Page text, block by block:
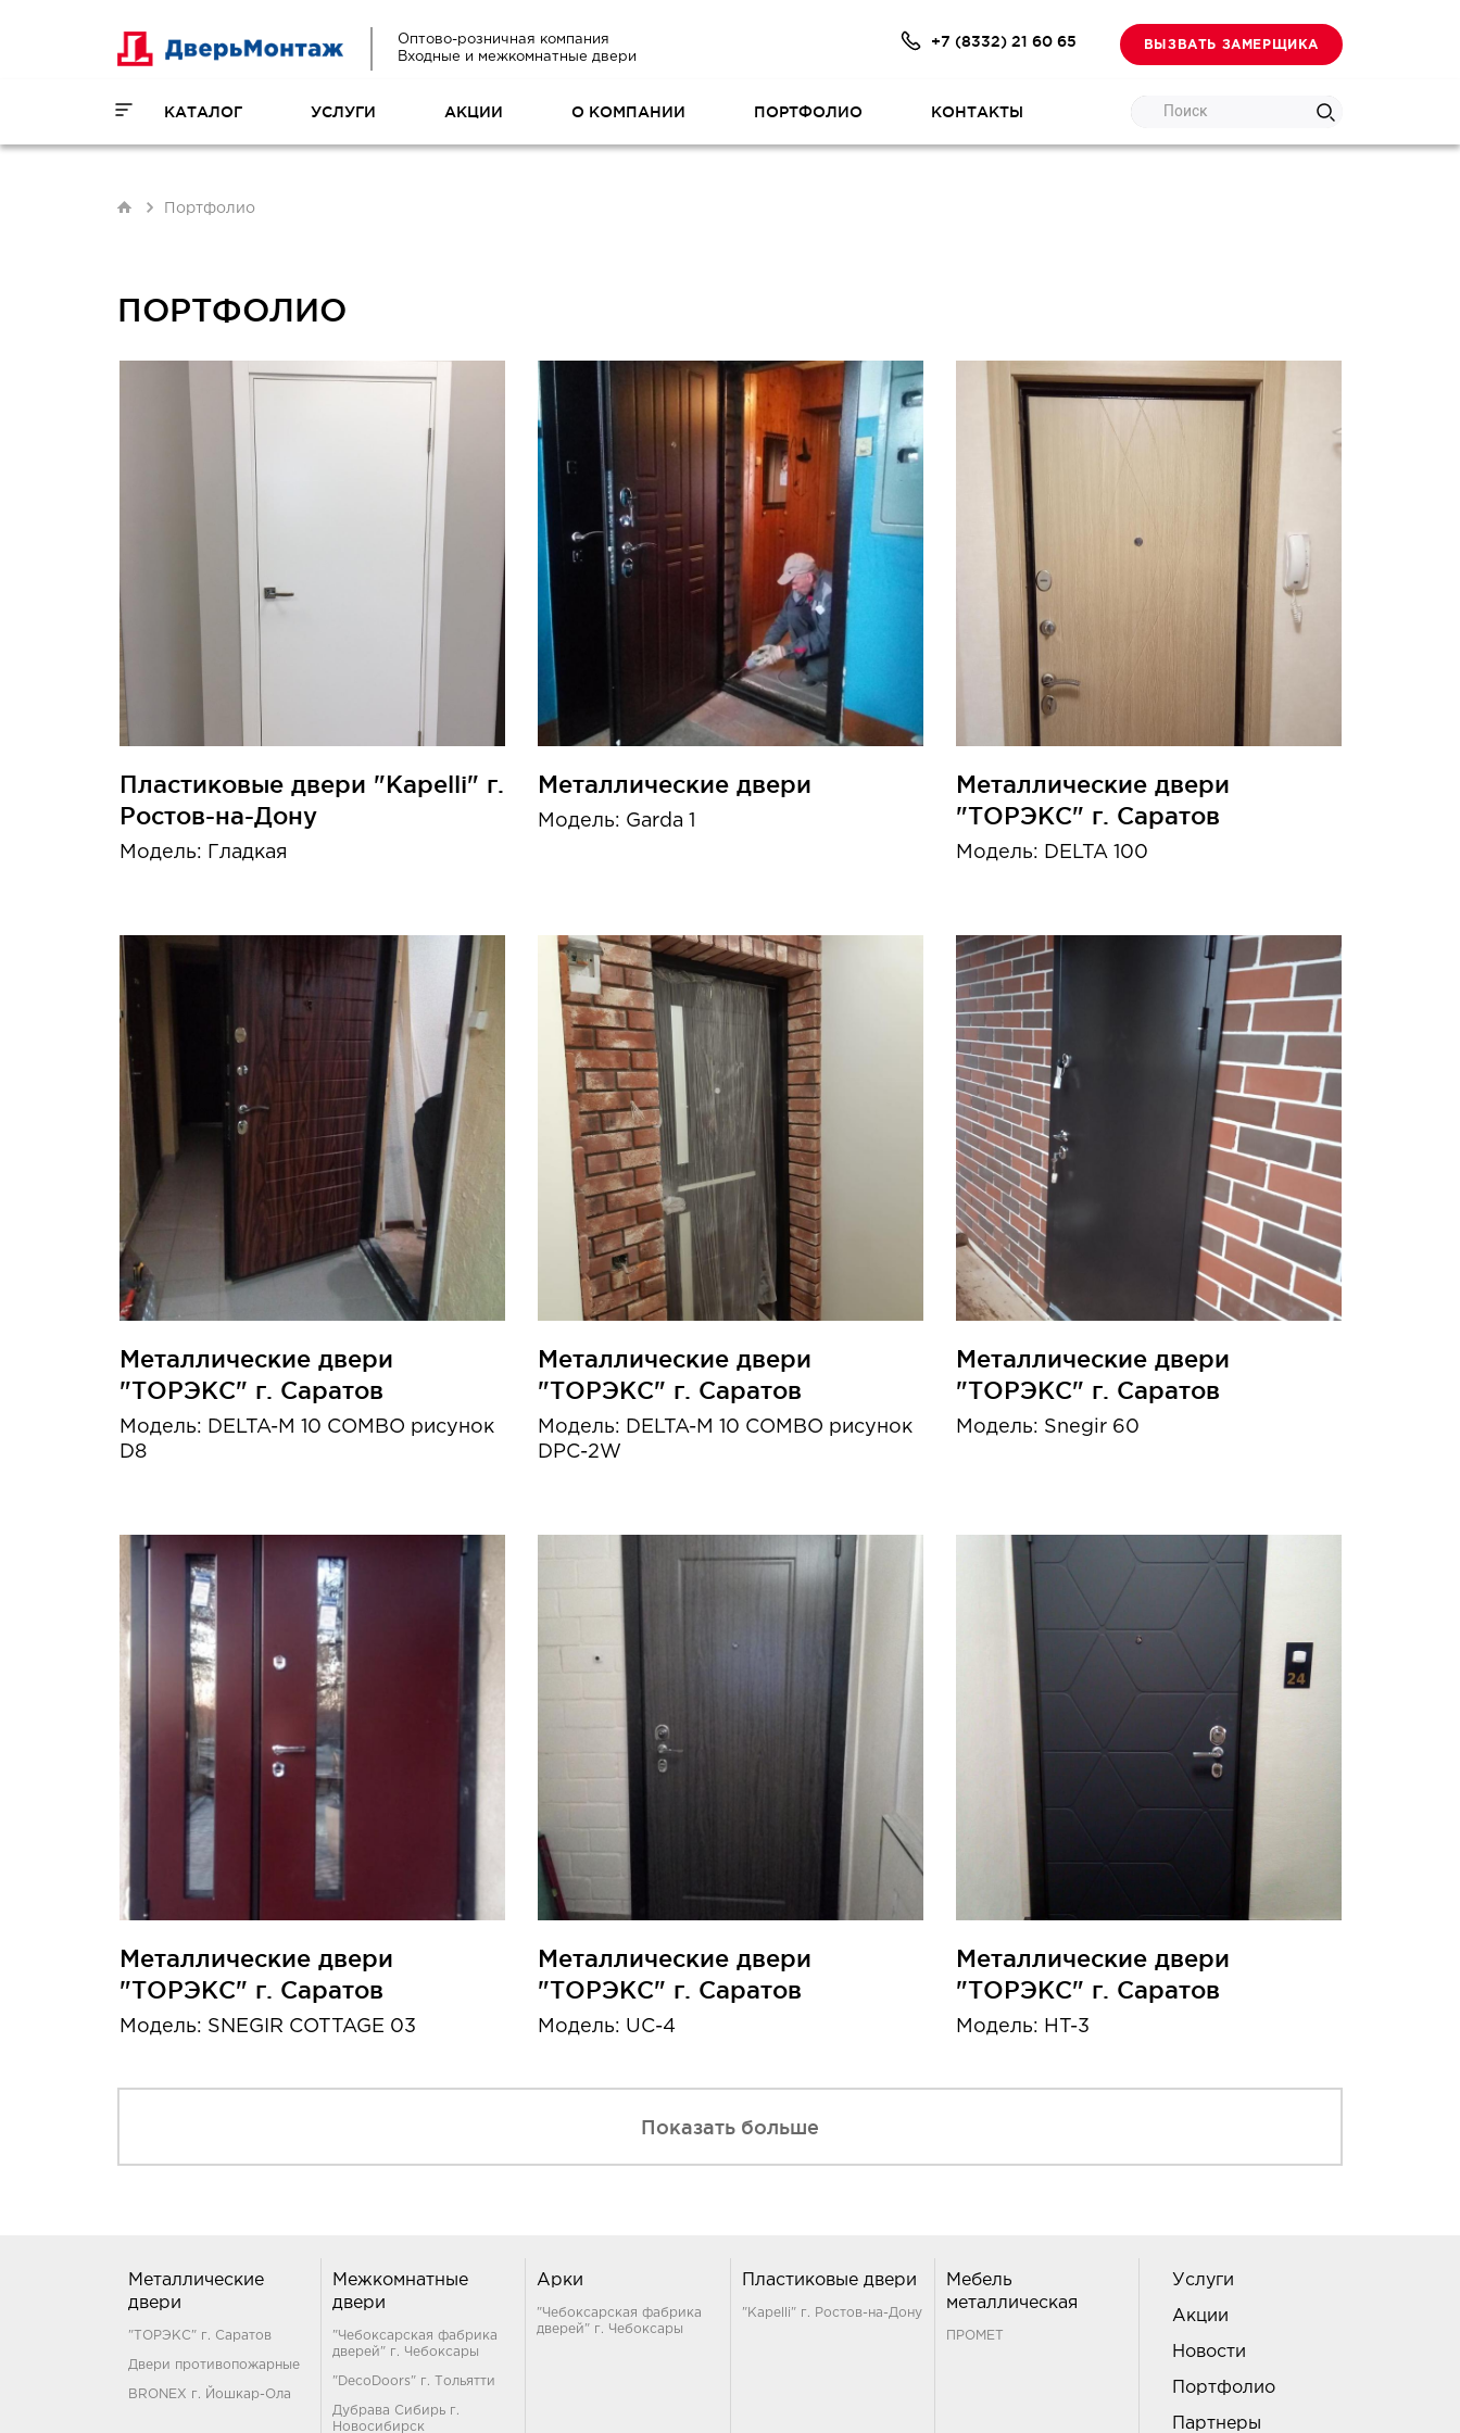
Оптово-розничная компания
Входные и межкомнатные двери
ВЫЗВАТЬ ЗАМЕРЩИКА
+7 (8332) 21 60 65
КАТАЛОГ УСЛУГИ АКЦИИ О КОМПАНИИ ПОРТФОЛИО КОНТАКТЫ Поиск
Портфолио
ПОРТФОЛИО
Пластиковые двери "Kapelli" г.
Ростов-на-Дону
Модель: Гладкая
Металлические двери
Модель: Garda 1
Металлические двери
"ТОРЭКС" г. Саратов
Модель: DELTA 100
Металлические двери
"ТОРЭКС" г. Саратов
Модель: DELTA-M 10 COMBO рисунок
D8
Металлические двери
"ТОРЭКС" г. Саратов
Модель: DELTA-M 10 COMBO рисунок
DPC-2W
Металлические двери
"ТОРЭКС" г. Саратов
Модель: Snegir 60
Металлические двери
"ТОРЭКС" г. Саратов
Модель: SNEGIR COTTAGE 03
Металлические двери
"ТОРЭКС" г. Саратов
Модель: UC-4
Металлические двери
"ТОРЭКС" г. Саратов
Модель: HT-3
Показать больше
Металлические
двери
"ТОРЭКС" г. Саратов
Двери противопожарные
BRONEX г. Йошкар-Ола
Межкомнатные
двери
"Чебоксарская фабрика
дверей" г. Чебоксары
"DecoDoors" г. Тольятти
Дубрава Сибирь г.
Новосибирск
Арки
"Чебоксарская фабрика
дверей" г. Чебоксары
Пластиковые двери
"Kapelli" г. Ростов-на-Дону
Мебель
металлическая
ПРОМЕТ
Услуги
Акции
Новости
Портфолио
Партнеры